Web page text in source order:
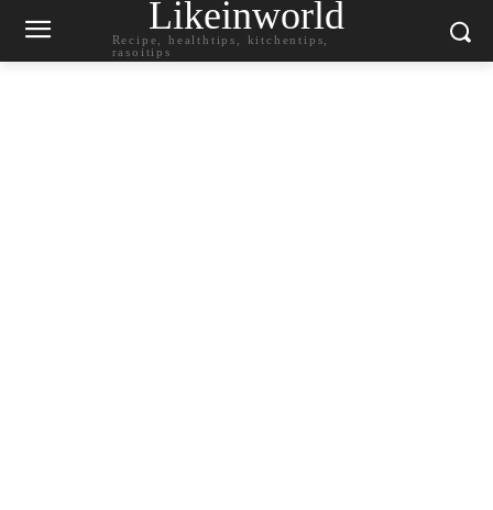
Likeinworld
Recipe, healthtips, kitchentips,
rasoitips